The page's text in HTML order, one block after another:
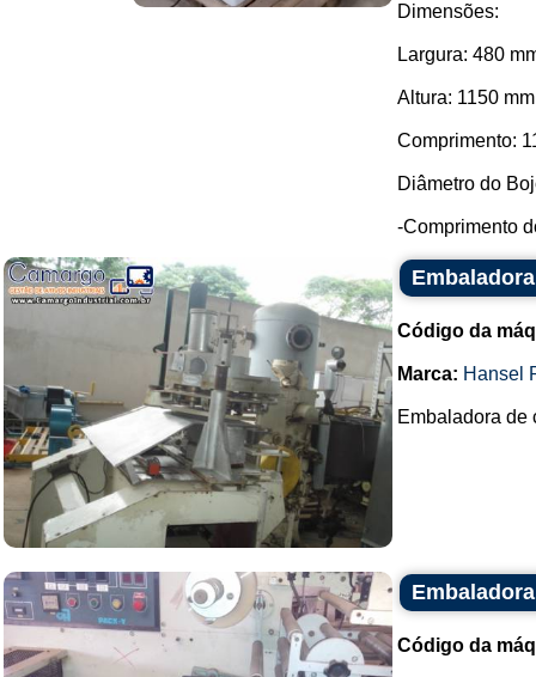
Dimensões:
Largura: 480
Altura: 1150
Comprimento:
Diâmetro do
-Comprimento
Código da
Marca: Hansel
Embaladora de
Código da